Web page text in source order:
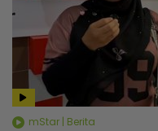
mStar | Berita